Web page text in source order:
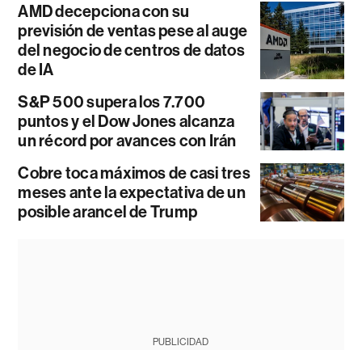
AMD decepciona con su
previsión de ventas pese al auge
del negocio de centros de datos
de IA
S&P 500 supera los 7.700
puntos y el Dow Jones alcanza
un récord por avances con Irán
Cobre toca máximos de casi tres
meses ante la expectativa de un
posible arancel de Trump
PUBLICIDAD